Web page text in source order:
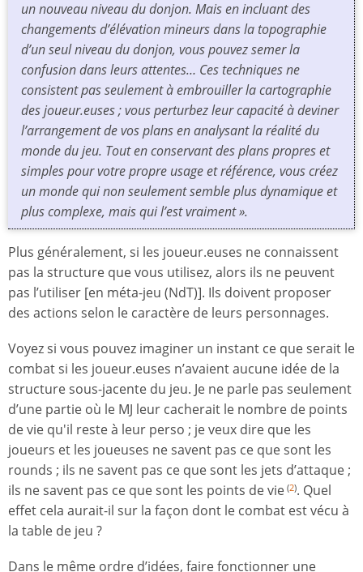
un nouveau niveau du donjon. Mais en incluant des
changements d’élévation mineurs dans la topographie
d’un seul niveau du donjon, vous pouvez semer la
confusion dans leurs attentes… Ces techniques ne
consistent pas seulement à embrouiller la cartographie
des joueur.euses ; vous perturbez leur capacité à deviner
l’arrangement de vos plans en analysant la réalité du
monde du jeu. Tout en conservant des plans propres et
simples pour votre propre usage et référence, vous créez
un monde qui non seulement semble plus dynamique et
plus complexe, mais qui l’est vraiment».
Plus généralement, si les joueur.euses ne connaissent
pas la structure que vous utilisez, alors ils ne peuvent
pas l’utiliser [en méta-jeu (NdT)]. Ils doivent proposer
des actions selon le caractère de leurs personnages.
Voyez si vous pouvez imaginer un instant ce que serait le
combat si les joueur.euses n’avaient aucune idée de la
structure sous-jacente du jeu. Je ne parle pas seulement
d’une partie où le MJ leur cacherait le nombre de points
de vie qu'il reste à leur perso ; je veux dire que les
joueurs et les joueuses ne savent pas ce que sont les
rounds ; ils ne savent pas ce que sont les jets d’attaque ;
ils ne savent pas ce que sont les points de vie (2). Quel
effet cela aurait-il sur la façon dont le combat est vécu à
la table de jeu ?
Dans le même ordre d’idées, faire fonctionner une